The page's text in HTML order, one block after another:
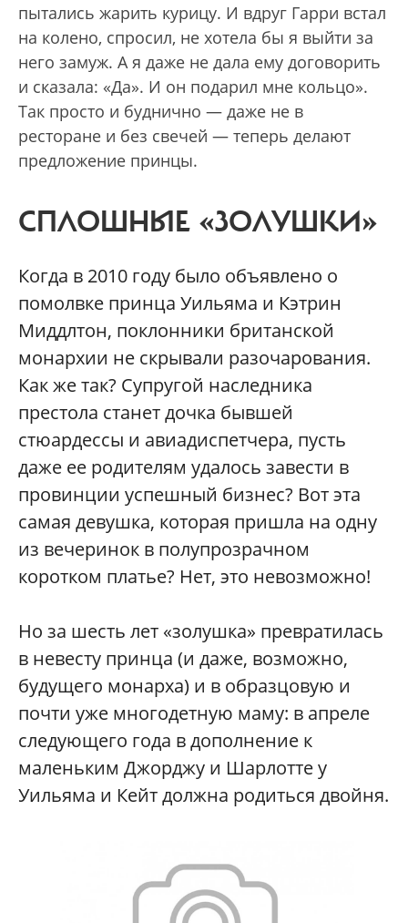
пытались жарить курицу. И вдруг Гарри встал
на колено, спросил, не хотела бы я выйти за
него замуж. А я даже не дала ему договорить
и сказала: «Да». И он подарил мне кольцо».
Так просто и буднично — даже не в
ресторане и без свечей — теперь делают
предложение принцы.
СПЛОШНЫЕ «ЗОЛУШКИ»
Когда в 2010 году было объявлено о
помолвке принца Уильяма и Кэтрин
Миддлтон, поклонники британской
монархии не скрывали разочарования.
Как же так? Супругой наследника
престола станет дочка бывшей
стюардессы и авиадиспетчера, пусть
даже ее родителям удалось завести в
провинции успешный бизнес? Вот эта
самая девушка, которая пришла на одну
из вечеринок в полупрозрачном
коротком платье? Нет, это невозможно!
Но за шесть лет «золушка» превратилась
в невесту принца (и даже, возможно,
будущего монарха) и в образцовую и
почти уже многодетную маму: в апреле
следующего года в дополнение к
маленьким Джорджу и Шарлотте у
Уильяма и Кейт должна родиться двойня.